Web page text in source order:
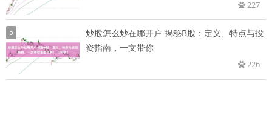
227
5
炒股怎么炒在哪开户 揭秘B股：定义、特点与投
资指南，一文带你
226